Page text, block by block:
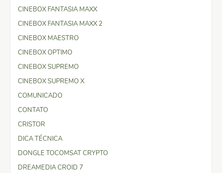
CINEBOX FANTASIA MAXX
CINEBOX FANTASIA MAXX 2
CINEBOX MAESTRO
CINEBOX OPTIMO
CINEBOX SUPREMO
CINEBOX SUPREMO X
COMUNICADO
CONTATO
CRISTOR
DICA TÉCNICA
DONGLE TOCOMSAT CRYPTO
DREAMEDIA CROID 7